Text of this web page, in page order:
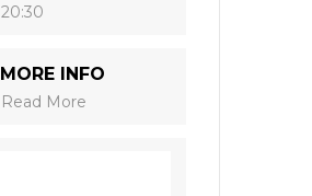
20:30
MORE INFO
Read More